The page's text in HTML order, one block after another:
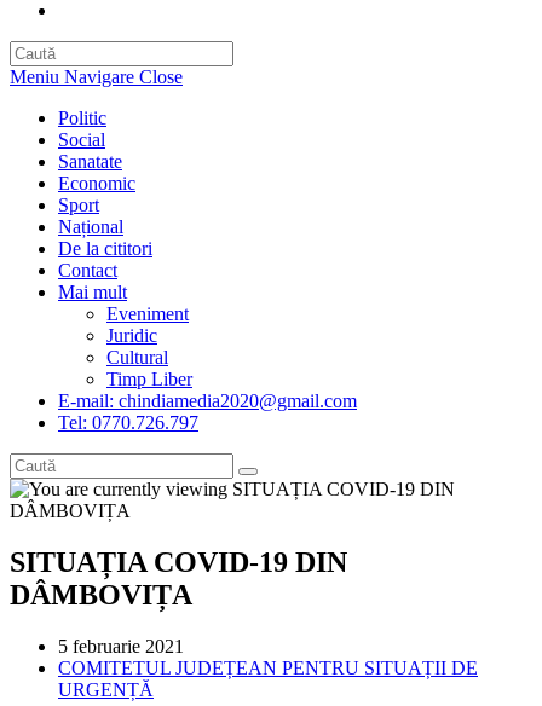
Meniu Navigare Close
Politic
Social
Sanatate
Economic
Sport
Național
De la cititori
Contact
Mai mult
Eveniment
Juridic
Cultural
Timp Liber
E-mail: chindiamedia2020@gmail.com
Tel: 0770.726.797
SITUAȚIA COVID-19 DIN
DÂMBOVIȚA
Post
published:
5 februarie 2021
Post
category:
COMITETUL JUDEȚEAN PENTRU SITUAȚII DE
URGENȚĂ